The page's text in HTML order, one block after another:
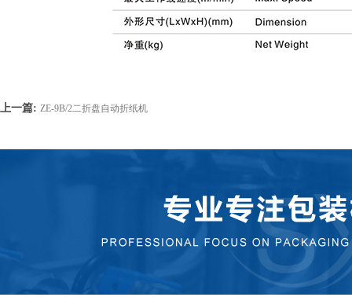
上一篇: ZE-9B/2二折盘自动折纸机